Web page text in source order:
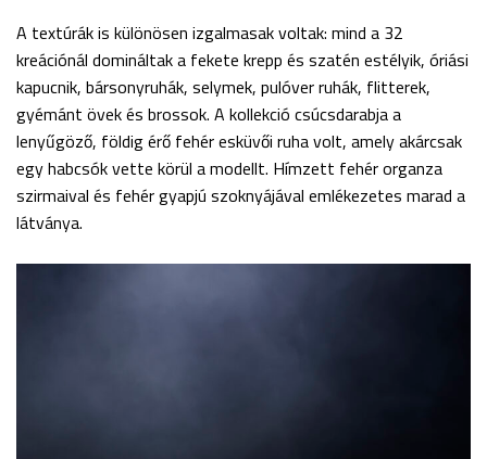
A textúrák is különösen izgalmasak voltak: mind a 32
kreációnál domináltak a fekete krepp és szatén estélyik, óriási
kapucnik, bársonyruhák, selymek, pulóver ruhák, flitterek,
gyémánt övek és brossok. A kollekció csúcsdarabja a
lenyűgöző, földig érő fehér esküvői ruha volt, amely akárcsak
egy habcsók vette körül a modellt. Hímzett fehér organza
szirmaival és fehér gyapjú szoknyájával emlékezetes marad a
látványa.